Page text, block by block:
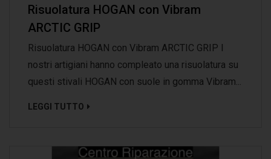
Risuolatura HOGAN con Vibram
ARCTIC GRIP
Risuolatura HOGAN con Vibram ARCTIC GRIP I
nostri artigiani hanno compleato una risuolatura su
questi stivali HOGAN con suole in gomma Vibram...
LEGGI TUTTO